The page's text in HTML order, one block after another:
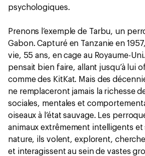
psychologiques.
Prenons l’exemple de Tarbu, un
Gabon. Capturé en Tanzanie en
vie, 55 ans, en cage au Royaume-
pensait bien faire, allant jusqu’à lui
comme des KitKat. Mais des
ne remplaceront jamais la richesse
sociales, mentales et
oiseaux à l’état sauvage. Les
animaux extrêmement intelligents et
nature, ils volent, explorent,
et interagissent au sein de vastes